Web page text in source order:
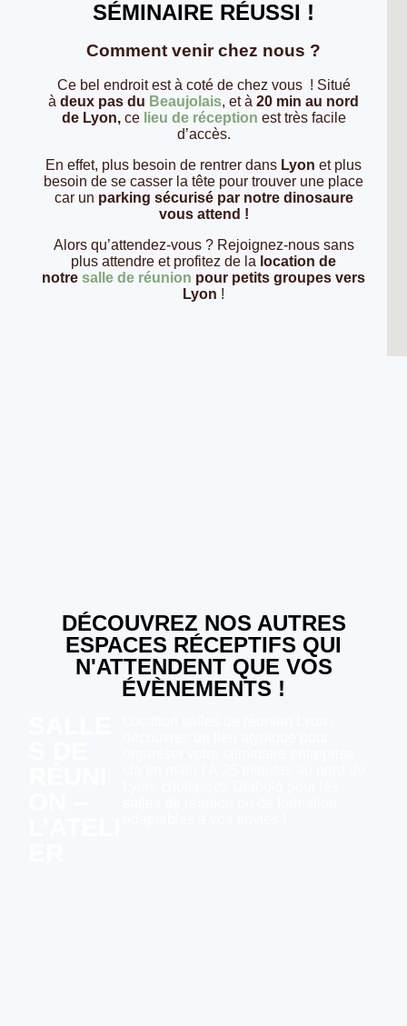
SÉMINAIRE RÉUSSI !
Comment venir chez nous ?
Ce bel endroit est à coté de chez vous ! Situé
à deux pas du Beaujolais, et à 20 min au nord
de Lyon,ce lieu de réception est très facile
d’accès.
En effet, plus besoin de rentrer dans Lyon et plus
besoin de se casser la tête pour trouver une place
car un parking sécurisé par notre dinosaure
vous attend !
Alors qu’attendez-vous ? Rejoignez-nous sans
plus attendre et profitez de la location de
notre salle de réunion pour petits groupes vers
Lyon !
DÉCOUVREZ NOS AUTRES
ESPACES RÉCEPTIFS QUI
N'ATTENDENT QUE VOS
ÉVÈNEMENTS !